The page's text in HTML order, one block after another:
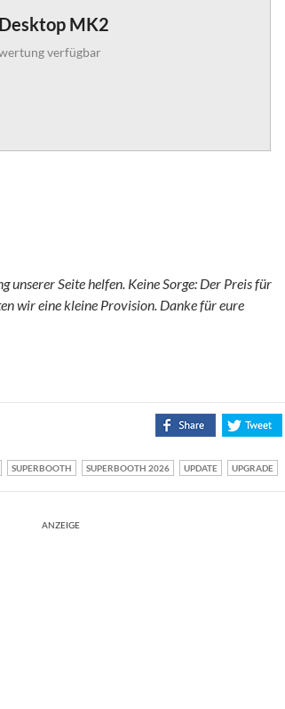
MK2
verfügbar
Seite helfen. Keine Sorge: Der Preis für
wir eine kleine Provision. Danke für eure
SUPERBOOTH SUPERBOOTH 2026 UPDATE UPGRADE
ANZEIGE